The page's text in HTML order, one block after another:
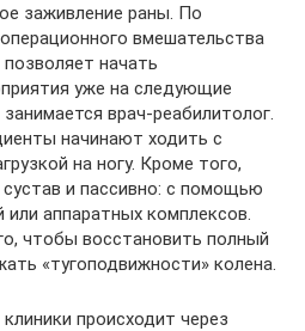
заживление раны. По
вмешательства
начать
уже на следующие
врач-реабилитолог.
начинают ходить с
на ногу. Кроме того,
и пассивно: с помощью
аппаратных комплексов.
чтобы восстановить полный
«тугоподвижности» колена.
происходит через